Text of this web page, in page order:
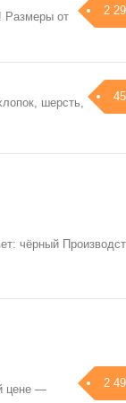
2
Размеры от
шерсть,
чёрный
2
цене —